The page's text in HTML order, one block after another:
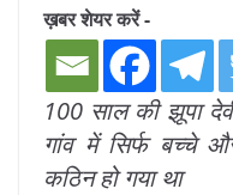
ख़बर शेयर करें -
100 साल की झूपा
गांव में सिर्फ बच्चे
कठिन हो गया था